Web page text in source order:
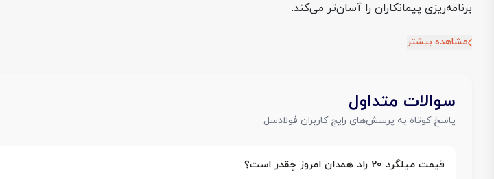
برنامه‌ریزی پیمانکاران را آسان‌تر می‌کند.
مشاهده بیشتر
سوالات متداول
پاسخ کوتاه به پرسش‌های رایج کاربران فولادسل
قیمت میلگرد 20 راد همدان امروز چقدر است؟